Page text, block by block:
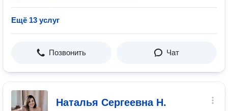
Ещё 13 услуг
Позвонить Чат
Наталья Сергеевна Н.